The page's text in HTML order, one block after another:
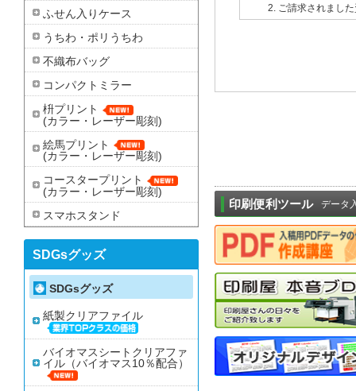
2. ご請求されまし
2. ご本人様の生命
５．個人情報の開
弊社は、お客様のお申
止・消去又は第三者提
たします。なお、開示
の開示等の請求の場合
ご提示をお願いする場
「個人情報の取り扱い
６．個人情報の任
皆様方が弊社に提供す
場合、本来の適正な手
印刷便利ツール データ
ふせん入りケース
うちわ・ポリうちわ
不織布バッグ
コンパクトミラー
枡プリント
(カラー・レーザー彫刻)
絵馬プリント
(カラー・レーザー彫刻)
コースタープリント
(カラー・レーザー彫刻)
スマホスタンド
SDGsグッズ
SDGsグッズ
紙製クリアファイル
バイオマスシートクリアファ
イル（バイオマス10％配合）